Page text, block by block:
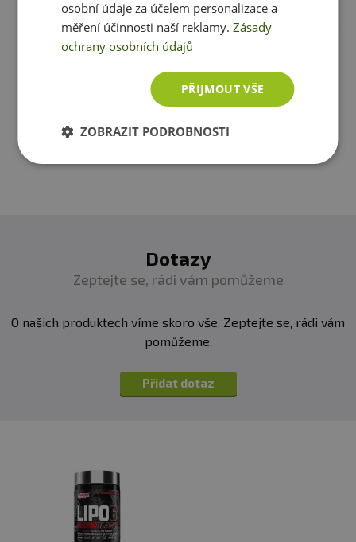
vitamín C 1 mg
L-karnitin tartrát, kyselina askorbová,
Informace:
vhodná pro sportovce
Máte s produktem zkušenost? Napište recenzi a
pomozte tak ostatním zákazníkům s rozhodováním.
Děkujeme :-)
Přidat vlastní hodnocení
Dotazy
Zeptejte se, rádi vám pomůžeme
O našich produktech víme skoro vše. Zeptejte se, rádi vám
pomůžeme.
Přidat dotaz
osobní údaje za účelem personalizace a
měření účinnosti naší reklamy.Zásady
ochrany osobních údajů
PŘIJMOUT VŠE
ZOBRAZIT PODROBNOSTI